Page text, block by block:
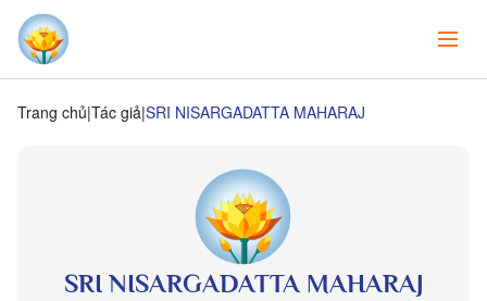
Trang chủ Tác giả SRI NISARGADATTA MAHARAJ
SRI NISARGADATTA MAHARAJ